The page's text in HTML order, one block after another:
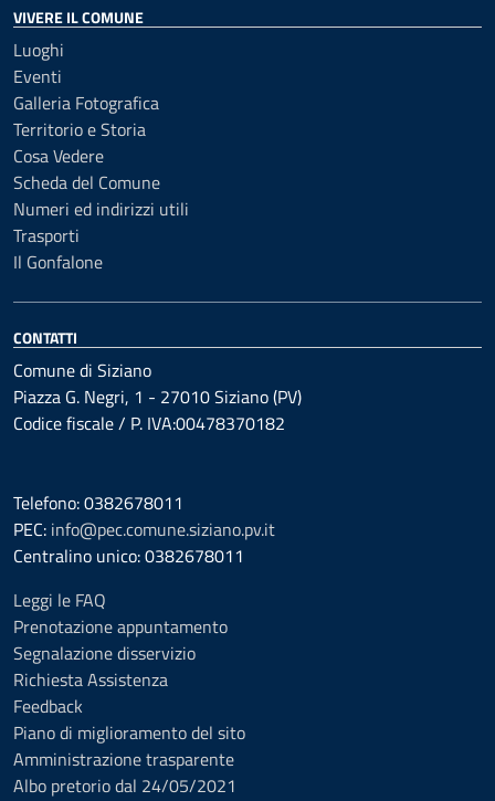
VIVERE IL COMUNE
Luoghi
Eventi
Galleria Fotografica
Territorio e Storia
Cosa Vedere
Scheda del Comune
Numeri ed indirizzi utili
Trasporti
Il Gonfalone
CONTATTI
Comune di Siziano
Piazza G. Negri, 1 - 27010 Siziano (PV)
Codice fiscale / P. IVA:00478370182
Telefono: 0382678011
PEC: info@pec.comune.siziano.pv.it
Centralino unico: 0382678011
Leggi le FAQ
Prenotazione appuntamento
Segnalazione disservizio
Richiesta Assistenza
Feedback
Piano di miglioramento del sito
Amministrazione trasparente
Albo pretorio dal 24/05/2021